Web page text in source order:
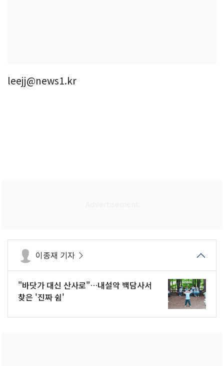
leejj@news1.kr
이종재 기자
"바닷가 대신 산사로"…내설악 백담사서
찾은 '진짜 쉼'